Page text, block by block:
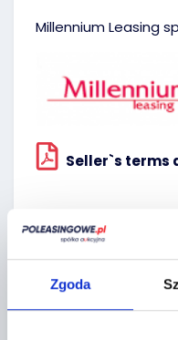
Zgoda
Millennium Leasing
Seller`s terms
Localization:
Tarczyn,